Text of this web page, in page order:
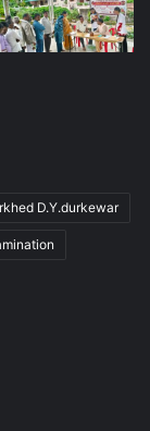
D.Y.durkewar